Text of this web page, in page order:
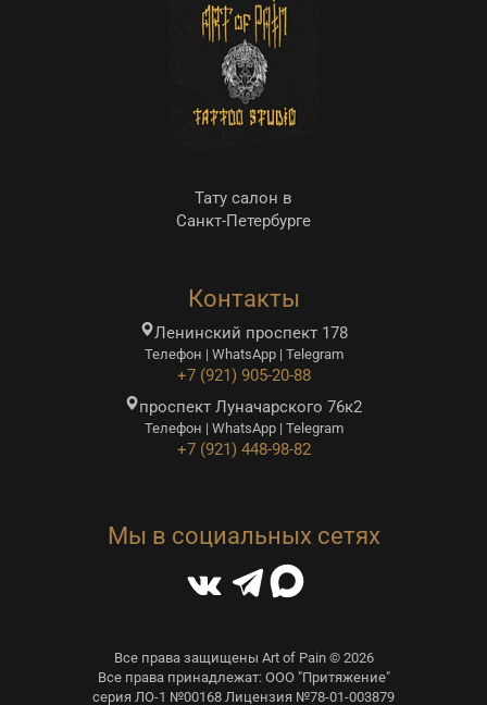
Тату салон в
Санкт-Петербурге
Контакты
Ленинский проспект 178
Телефон | WhatsApp | Telegram
+7 (921) 905-20-88
проспект Луначарского 76к2
Телефон | WhatsApp | Telegram
+7 (921) 448-98-82
Мы в социальных сетях
Все права защищены Art of Pain © 2026
Все права принадлежат: ООО "Притяжение"
серия ЛО-1 №00168 Лицензия №78-01-003879